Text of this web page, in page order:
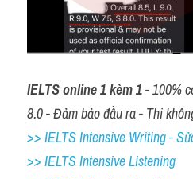
IELTS online 1 kèm 1 - 100%
8.0 - Đảm bảo đầu ra - Thi
>> IELTS Intensive Writing -
>> IELTS Intensive Listening